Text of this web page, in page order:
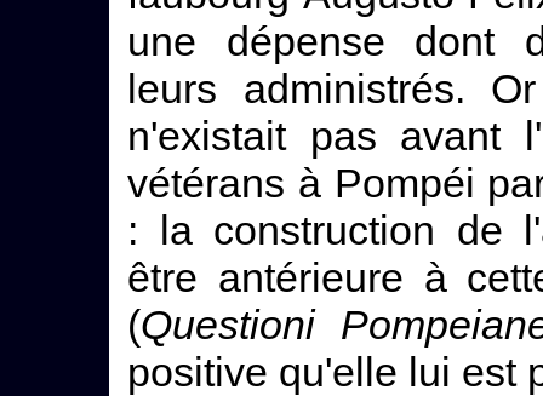
une dépense dont
leurs administrés.
n'existait pas avant
vétérans à Pompéi
: la construction de
être antérieure à
(Questioni
positive qu'elle lui est